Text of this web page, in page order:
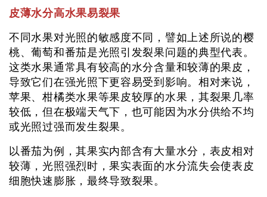
皮薄水分高水果易裂果
不同水果对光照的敏感度不同，譬如上述所说的樱
桃、葡萄和番茄是光照引发裂果问题的典型代表。
这类水果通常具有较高的水分含量和较薄的果皮，
导致它们在强光照下更容易受到影响。相对来说，
苹果、柑橘类水果等果皮较厚的水果，其裂果几率
较低，但在极端天气下，也可能因为水分供给不均
或光照过强而发生裂果。
以番茄为例，其果实内部含有大量水分，表皮相对
较薄，光照强烈时，果实表面的水分流失会使表皮
细胞快速膨胀，最终导致裂果。